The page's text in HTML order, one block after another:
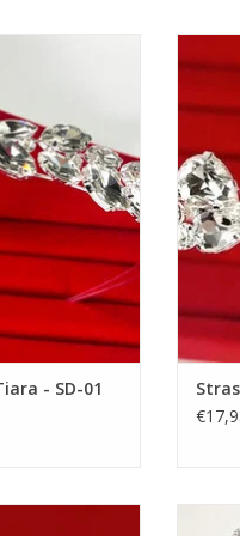
een Meisjesjurk.
/ Kroon voor
- SD-01